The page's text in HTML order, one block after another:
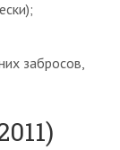
забросов,